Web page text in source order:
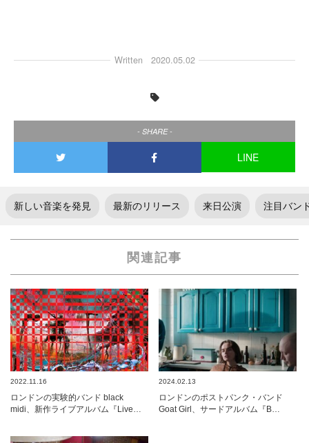
Written 2020.05.02
- SHARE -
LINE
新しい音楽を発見 最新のリリース 来日公演 注目バン
関連記事
2022.11.16
ロンドンの実験的バンド black
midi、新作ライブアルバム『Live…
2024.02.13
ロンドンのポストパンク・バンド
Goat Girl、サードアルバム『B…